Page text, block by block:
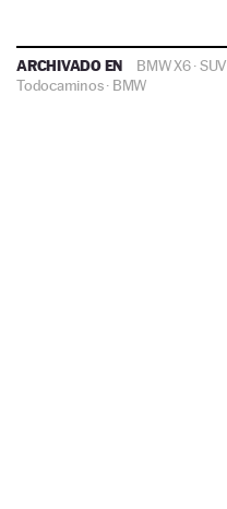
ARCHIVADO EN BMW X6·SUV
Todocaminos· BMW